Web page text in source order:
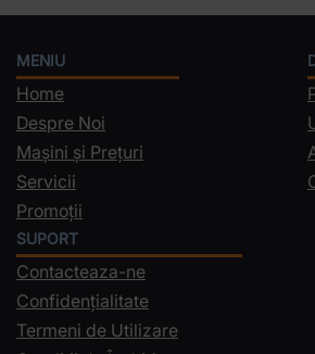
MENIU
Home
Despre Noi
Mașini și Prețuri
Servicii
Promoții
SUPORT
Contacteaza-ne
Confidențialitate
Termeni de Utilizare